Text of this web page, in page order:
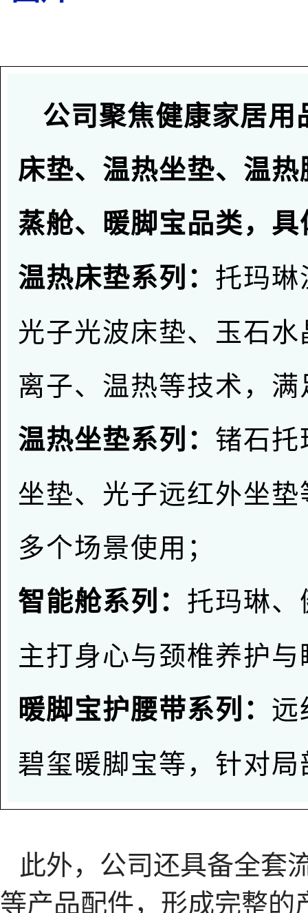
公司聚焦健康家居
床垫、 温热坐垫、 温
蒸舱、暖脚宝品类，
温热床垫系列： 托玛琳
光子光波床垫、玉石
离子、温热等技术，
温热坐垫系列： 锗石
坐垫、光子远红外坐
多个场景使用；
智能舱系列： 托玛琳
主打身心与颈椎养护
暖脚宝护腰带系列：
碧玺暖脚宝等，针对
此外，公司还具备全套
等产品配件，形成完整的